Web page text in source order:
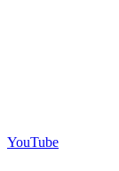
YouTube